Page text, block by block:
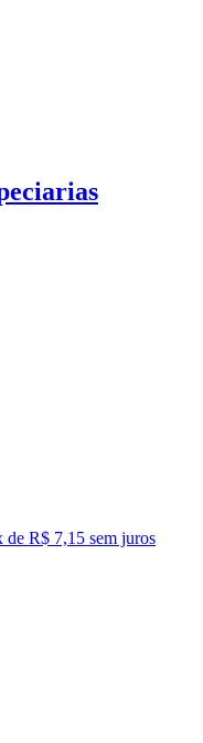
de R$ 7,15 sem juros